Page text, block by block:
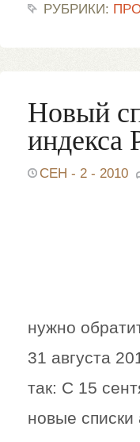
РУБРИКИ:
Новый
индекса
СЕН - 2 - 2010
нужно
31 августа
так: С 15
новые